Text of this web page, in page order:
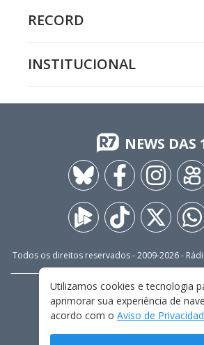
RECORD
INSTITUCIONAL
NEWS DAS
Todos os direitos reservados - 2009-2026-
FALE CONOSCO
TERMOS E CONDIÇÕES DE
Utilizamos cookies e tecnologia
aprimorar sua experiência de
acordo com o Aviso de